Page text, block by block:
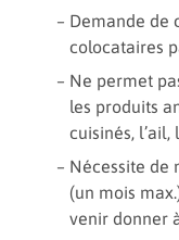
Demande de
colocataires
Ne permet
les produits
cuisinés, l’ail,
Nécessite de
(un mois
venir donner